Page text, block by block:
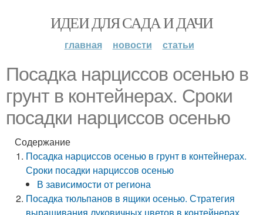
ИДЕИ ДЛЯ САДА И ДАЧИ
главная новости статьи
Посадка нарциссов осенью в
грунт в контейнерах. Сроки
посадки нарциссов осенью
Содержание
Посадка нарциссов осенью в грунт в контейнерах.
Сроки посадки нарциссов осенью
В зависимости от региона
Посадка тюльпанов в ящики осенью. Стратегия